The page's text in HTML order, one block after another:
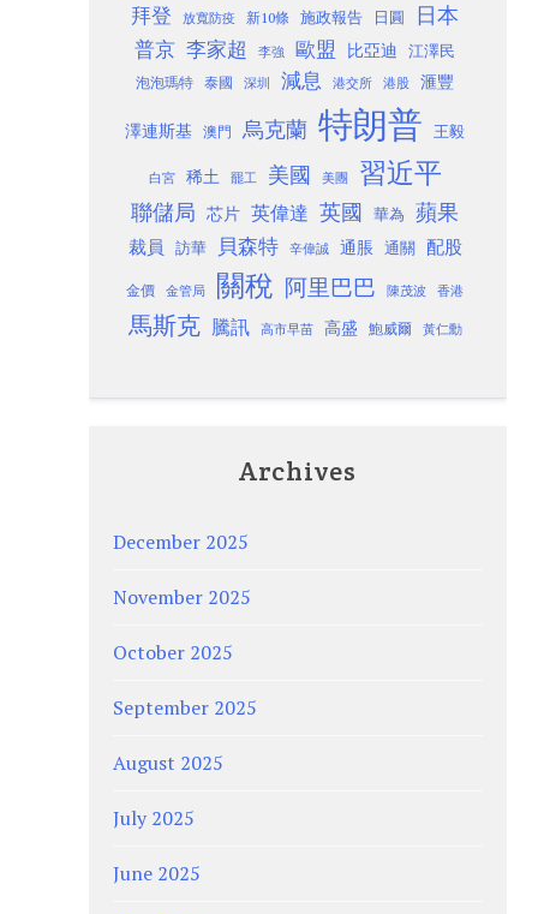
拜登 放寬防疫 新10條 施政報告 日圓 日本
普京 李家超 李強 歐盟 比亞迪 江澤民
泡泡瑪特 泰國 深圳 減息 港交所 港股 滙豐
澤連斯基 澳門 烏克蘭 特朗普 王毅
白宮 稀土 罷工 美國 美團 習近平
聯儲局 芯片 英偉達 英國 華為 蘋果
裁員 訪華 貝森特 辛偉誠 通脹 通關 配股
金價 金管局 關稅 阿里巴巴 陳茂波 香港
馬斯克 騰訊 高市早苗 高盛 鮑威爾 黃仁勳
Archives
December 2025
November 2025
October 2025
September 2025
August 2025
July 2025
June 2025